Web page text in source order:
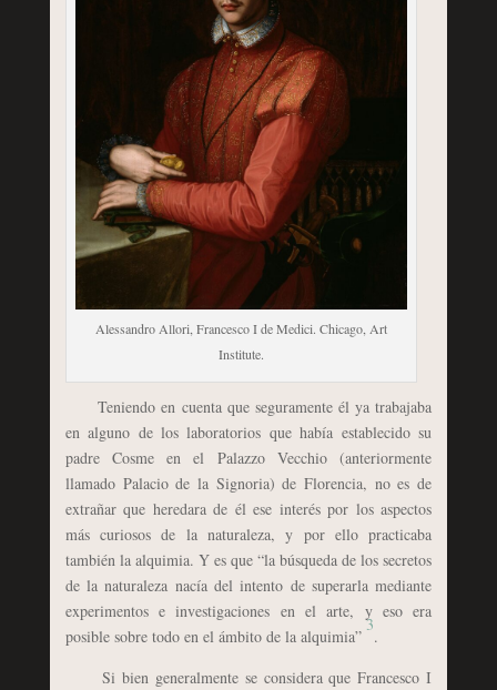
Alessandro Allori, Francesco I de Medici. Chicago, Art
Institute.
Teniendo en cuenta que seguramente él ya trabajaba
en alguno de los laboratorios que había establecido su
padre Cosme en el Palazzo Vecchio (anteriormente
llamado Palacio de la Signoria) de Florencia, no es de
extrañar que heredara de él ese interés por los aspectos
más curiosos de la naturaleza, y por ello practicaba
también la alquimia. Y es que “la búsqueda de los secretos
de la naturaleza nacía del intento de superarla mediante
experimentos e investigaciones en el arte, y eso era
posible sobre todo en el ámbito de la alquimia”
3
.
Si bien generalmente se considera que Francesco I